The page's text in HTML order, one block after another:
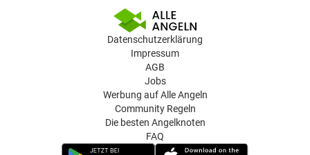
Datenschutzerklärung
Impressum
AGB
Jobs
Werbung auf Alle Angeln
Community Regeln
Die besten Angelknoten
FAQ